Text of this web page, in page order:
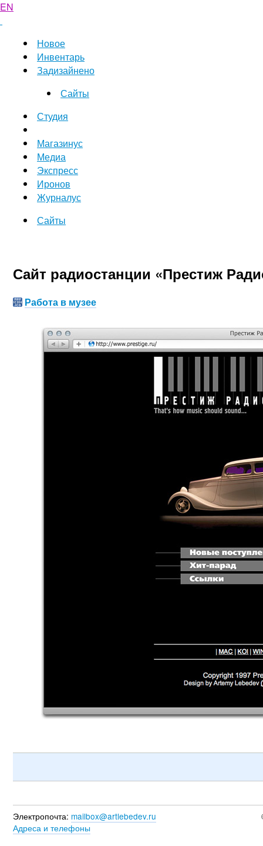
EN
Новое
Инвентарь
Задизайнено
Сайты
Студия
Магазинус
Медиа
Экспресс
Иронов
Журналус
Сайты
Сайт радиостанции «Престиж
Работа в музее
Электропочта: mailbox@artlebedev.ru
Адреса и телефоны